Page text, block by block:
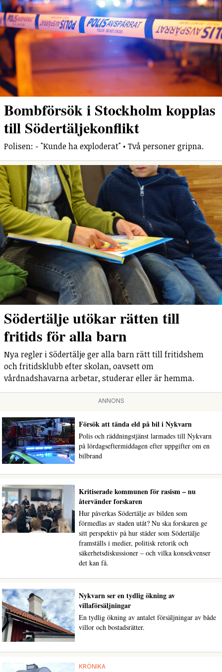
Bombförsök i Stockholm kopplas
till Södertäljekonflikt
Polisen: - "Kunde ha exploderat" • Två personer gripna.
Södertälje utökar rätten till
fritids för alla barn
Nya regler i Södertälje ger alla barn rätt till fritidshem
och fritidsklubb efter skolan, oavsett om
vårdnadshavarna arbetar, studerar eller är hemma.
ANNONS
Försök att tända eld på bil i Nykvarn
Polis och räddningstjänst larmades till Nykvarn
på lördagseftermiddagen efter uppgifter om en
bilbrand
Kritiserade kommunen för rasism – nu
återvänder forskaren
Hur påverkas Södertälje av bilden som
förmedlas av staden utåt? Nu ska forskaren ge
sitt perspektiv på hur städer som Södertälje
framställs i medier, politisk retorik och
säkerhetsdiskussioner – och vilka konsekvenser
det kan få.
Nykvarn ser en tydlig ökning av
villaförsäljningar
En tydlig ökning av antalet försäljningar av både
villor och bostadsrätter.
KRÖNIKA